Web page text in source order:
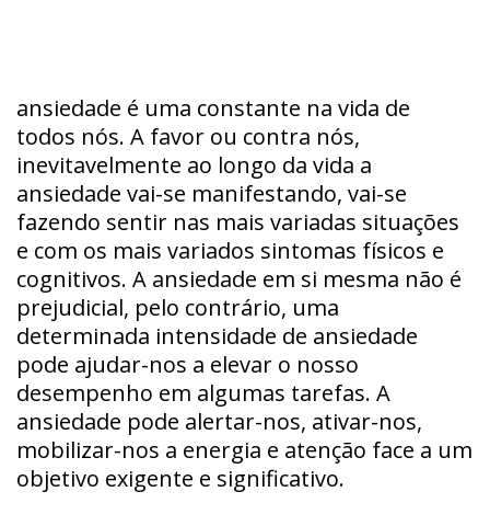
ansiedade é uma constante na vida de
todos nós. A favor ou contra nós,
inevitavelmente ao longo da vida a
ansiedade vai-se manifestando, vai-se
fazendo sentir nas mais variadas situações
e com os mais variados sintomas físicos e
cognitivos. A ansiedade em si mesma não é
prejudicial, pelo contrário, uma
determinada intensidade de ansiedade
pode ajudar-nos a elevar o nosso
desempenho em algumas tarefas. A
ansiedade pode alertar-nos, ativar-nos,
mobilizar-nos a energia e atenção face a um
objetivo exigente e significativo.